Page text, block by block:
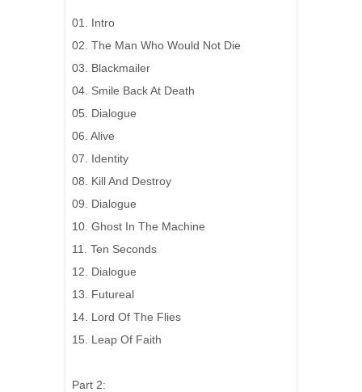
01. Intro
02. The Man Who Would Not Die
03. Blackmailer
04. Smile Back At Death
05. Dialogue
06. Alive
07. Identity
08. Kill And Destroy
09. Dialogue
10. Ghost In The Machine
11. Ten Seconds
12. Dialogue
13. Futureal
14. Lord Of The Flies
15. Leap Of Faith
Part 2: